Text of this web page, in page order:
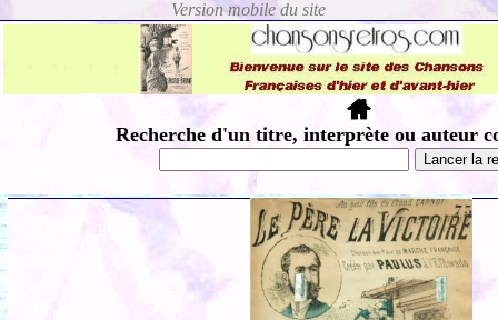
Recherche d'un titre, interprète ou auteur